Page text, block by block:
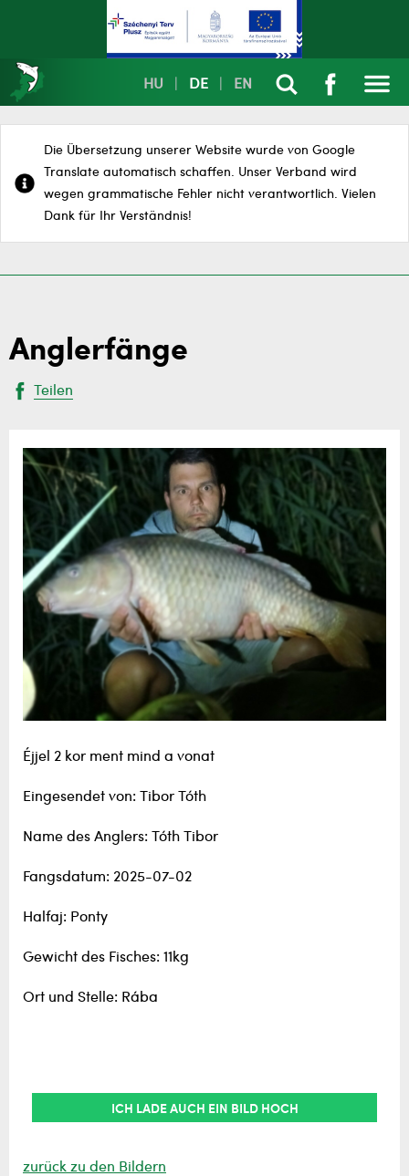
HU DE EN
Die Übersetzung unserer Website wurde von Google
Translate automatisch schaffen. Unser Verband wird
wegen grammatische Fehler nicht verantwortlich. Vielen
Dank für Ihr Verständnis!
Anglerfänge
Teilen
Éjjel 2 kor ment mind a vonat
Eingesendet von: Tibor Tóth
Name des Anglers: Tóth Tibor
Fangsdatum: 2025-07-02
Halfaj: Ponty
Gewicht des Fisches: 11kg
Ort und Stelle: Rába
ICH LADE AUCH EIN BILD HOCH
zurück zu den Bildern